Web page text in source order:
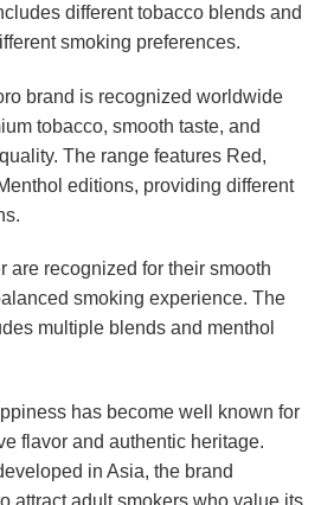
different tobacco blends and
smoking preferences.
brand is recognized worldwide
tobacco, smooth taste, and
The range features Red,
editions, providing different
are recognized for their smooth
smoking experience. The
multiple blends and menthol
has become well known for
flavor and authentic heritage.
in Asia, the brand